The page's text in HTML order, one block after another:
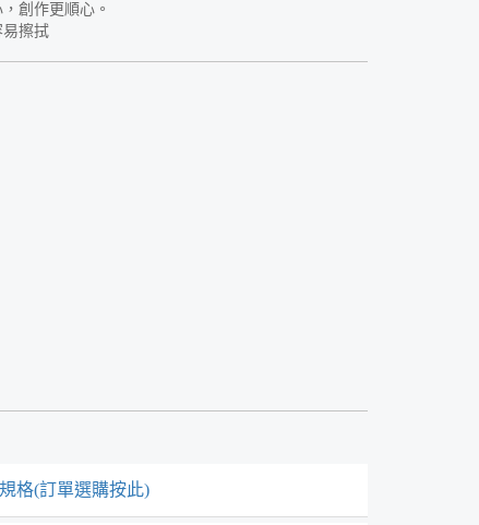
創作更順心。
擦拭
格(訂單選購按此)